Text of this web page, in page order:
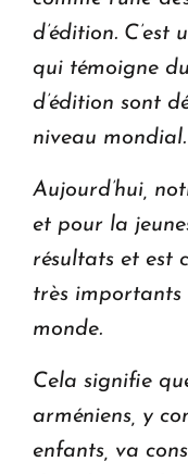
d’édition.
qui témoigne
d’édition sont
niveau mondial.
Aujourd’hui,
et pour la
résultats et est
très importants
monde.
Cela signifie
arméniens, y
enfants, va